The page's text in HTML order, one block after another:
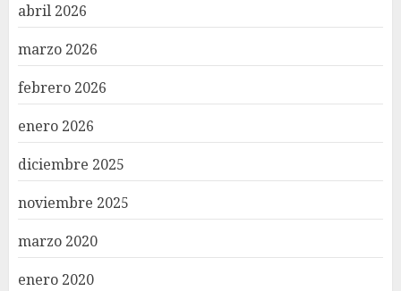
abril 2026
marzo 2026
febrero 2026
enero 2026
diciembre 2025
noviembre 2025
marzo 2020
enero 2020